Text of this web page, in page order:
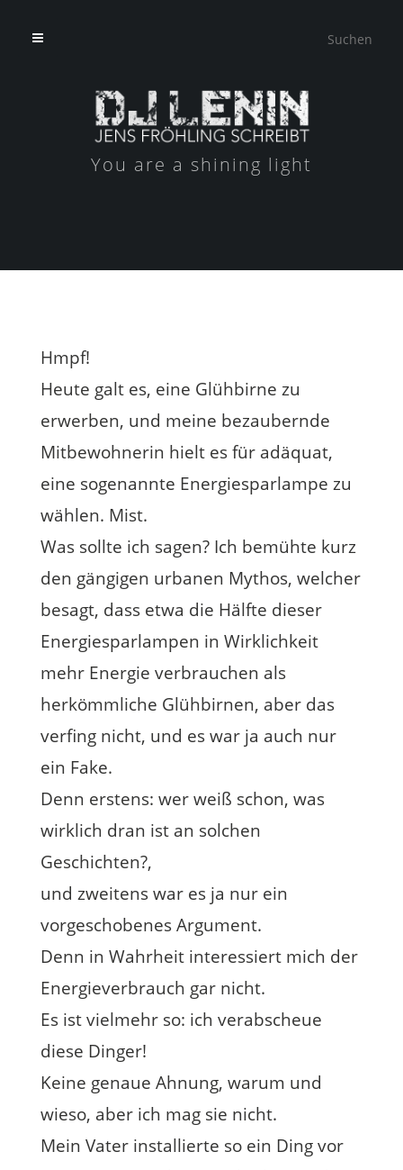
You are a shining light
Hmpf!
Heute galt es, eine Glühbirne zu
erwerben, und meine bezaubernde
Mitbewohnerin hielt es für adäquat,
eine sogenannte Energiesparlampe zu
wählen. Mist.
Was sollte ich sagen? Ich bemühte kurz
den gängigen urbanen Mythos, welcher
besagt, dass etwa die Hälfte dieser
Energiesparlampen in Wirklichkeit
mehr Energie verbrauchen als
herkömmliche Glühbirnen, aber das
verfing nicht, und es war ja auch nur
ein Fake.
Denn erstens: wer weiß schon, was
wirklich dran ist an solchen
Geschichten?,
und zweitens war es ja nur ein
vorgeschobenes Argument.
Denn in Wahrheit interessiert mich der
Energieverbrauch gar nicht.
Es ist vielmehr so: ich verabscheue
diese Dinger!
Keine genaue Ahnung, warum und
wieso, aber ich mag sie nicht.
Mein Vater installierte so ein Ding vor